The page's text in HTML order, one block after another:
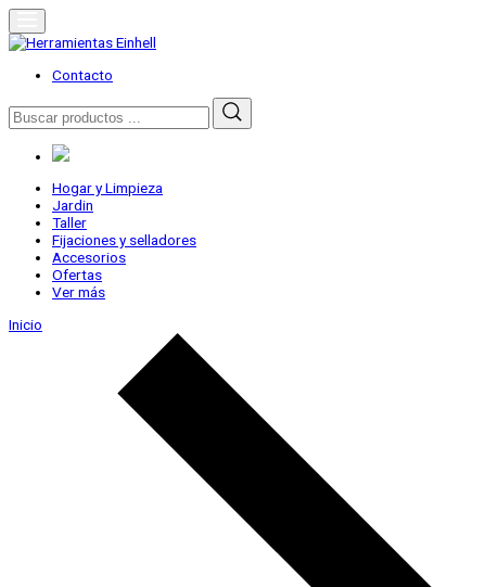
Skip
to
content
Herramientas Einhell
Distribuidor Oficial
Contacto
Buscar
por:
Hogar y Limpieza
Jardin
Taller
Fijaciones y selladores
Accesorios
Ofertas
Ver más
Inicio